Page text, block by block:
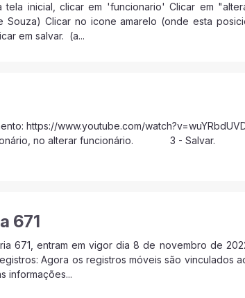
tela inicial, clicar em 'funcionario' Clicar em
Souza) Clicar no icone amarelo (onde esta
em salvar. (a...
https://www.youtube.com/
no alterar funcionário. 3 - Salvar. 4
671
671, entram em vigor dia 8 de novembro de
Agora os registros móveis são vinculados
informações...